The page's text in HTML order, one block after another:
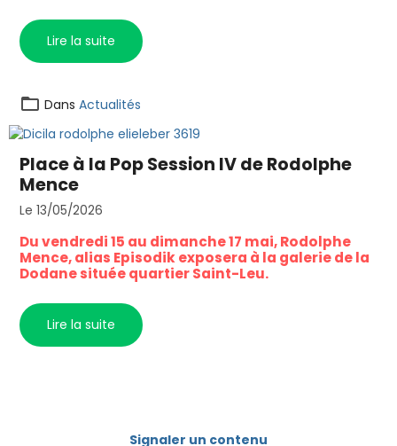
Lire la suite
Dans Actualités
Place à la Pop Session IV de Rodolphe
Mence
Le 13/05/2026
Du vendredi 15 au dimanche 17 mai, Rodolphe
Mence, alias Episodik exposera à la galerie de la
Dodane située quartier Saint-Leu.
Lire la suite
Signaler un contenu